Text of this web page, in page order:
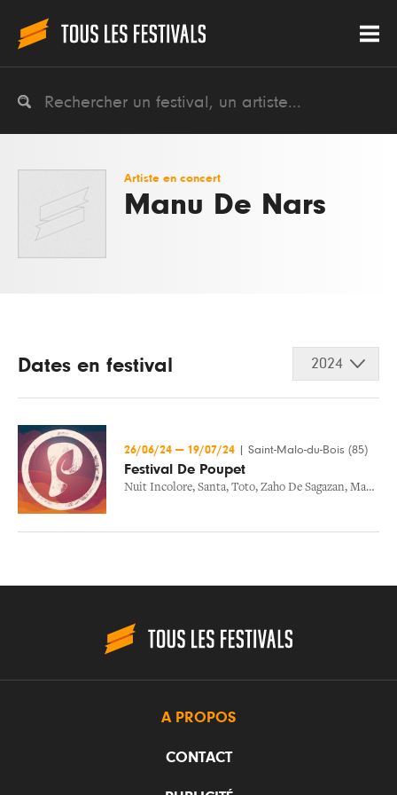
Artiste en concert
Manu De Nars
Dates en festival 2024
26/06/24 — 19/07/24 Saint-Malo-du-Bois (85)
Festival De Poupet
Nuit Incolore, Santa, Toto, Zaho De Sagazan, Massilia Sound System
A PROPOS
CONTACT